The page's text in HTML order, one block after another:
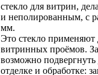
стекло для витрин,
и неполированным, с
мм.
Это стекло применяют
витринных проёмов.
возможно
отделке и oбработке: